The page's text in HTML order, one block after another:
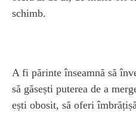
schimb.
A fi părinte înseamnă să
să găsești puterea de a
ești obosit, să oferi